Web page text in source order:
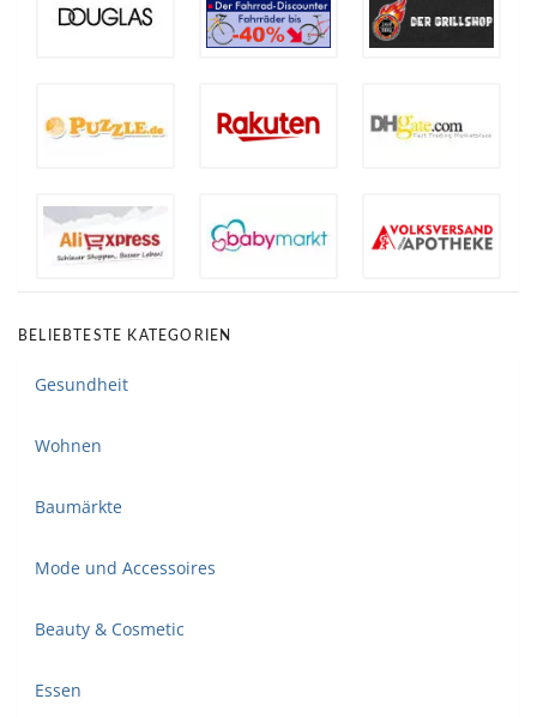
BELIEBTESTE KATEGORIEN
Gesundheit
Wohnen
Baumärkte
Mode und Accessoires
Beauty & Cosmetic
Essen